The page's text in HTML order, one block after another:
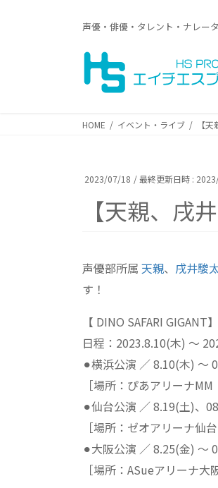
声優・俳優・タレント・ナレー
HOME イベント・ライブ 【
2023/07/18 / 最終更新日時 :
【天親、戌
声優部所属 天親、 戌井駿
す！
【 DINO SAFARI GIGANT】
日程：2023.8.10(木) 〜
⚫︎横浜公演 ／ 8.10(木) 〜
［場所：ぴあアリーナ
⚫︎仙台公演 ／ 8.19(土)、
［場所：ゼオアリーナ仙
⚫︎大阪公演 ／ 8.25(金) 〜
［場所：ASueアリーナ